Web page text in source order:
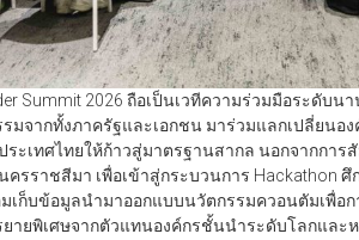
Summit 2026 ถือเป็นเวทีความร่วมมือระดั
มจากทั้งภาครัฐและเอกชน มาร่วมแลกเปลี่ยนอ
ะเทศไทยให้ก้าวสู่มาตรฐานสากล นอกจากการ
ครราชสีมา เพื่อเข้าสู่กระบวนการ Hackathon
เก็บข้อมูลนำมาออกแบบนวัตกรรมควอนตัมเพื่อ
ายพิเศษจากตัวแทนองค์กรชั้นนำระดับโลกและ